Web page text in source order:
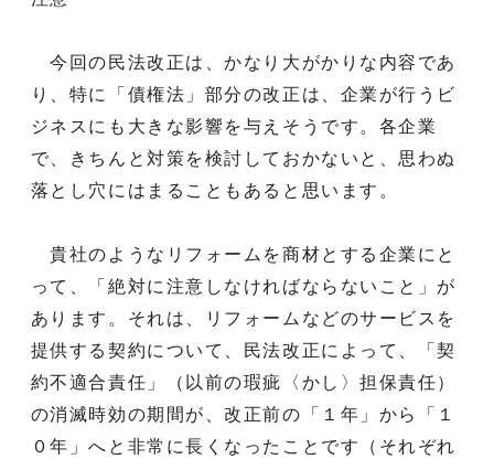
今回の民法改正は、かなり大がかりな内容であ
り、特に「債権法」部分の改正は、企業が行うビ
ジネスにも大きな影響を与えそうです。各企業
で、きちんと対策を検討しておかないと、思わぬ
落とし穴にはまることもあると思います。
貴社のようなリフォームを商材とする企業にと
って、「絶対に注意しなければならないこと」が
あります。それは、リフォームなどのサービスを
提供する契約について、民法改正によって、「契
約不適合責任」（以前の瑕疵〈かし〉担保責任）
の消滅時効の期間が、改正前の「１年」から「１
０年」へと非常に長くなったことです（それぞれ